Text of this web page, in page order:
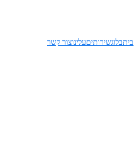
ביתבלוגשירותיםעלינוצור קשר